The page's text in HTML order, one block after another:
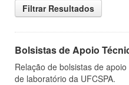
Filtrar Resultados
Bolsistas de Apoio
Relação de bolsistas de
de laboratório da UFCSPA.